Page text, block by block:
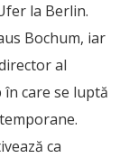
la Berlin.
Bochum, iar
al
care se luptă
ca